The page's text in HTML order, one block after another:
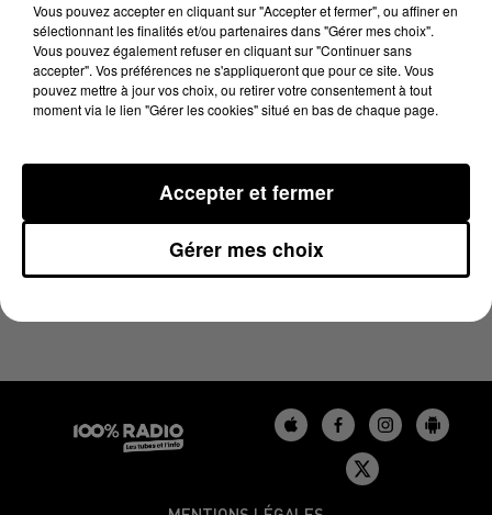
16 juin 2024 - 1 min 15 sec
L'AGENDA DU LOT DU 16/06/2024 À 06H37
Vous pouvez accepter en cliquant sur "Accepter et fermer", ou affiner en
sélectionnant les finalités et/ou partenaires dans "Gérer mes choix".
Vous pouvez également refuser en cliquant sur "Continuer sans
accepter". Vos préférences ne s'appliqueront que pour ce site. Vous
pouvez mettre à jour vos choix, ou retirer votre consentement à tout
moment via le lien "Gérer les cookies" situé en bas de chaque page.
Gérer mes choix
Accepter et fermer